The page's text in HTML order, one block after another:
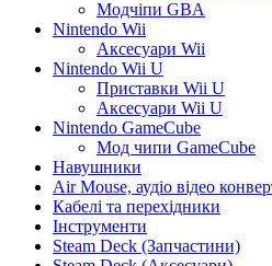
Модчіпи GBA
Nintendo Wii
Аксесуари Wii
Nintendo Wii U
Приставки Wii U
Аксесуари Wii U
Nintendo GameCube
Мод чипи GameCube
Навушники
Air Mouse, аудіо відео
Кабелі та перехідники
Інструменти
Steam Deck (Запчастини)